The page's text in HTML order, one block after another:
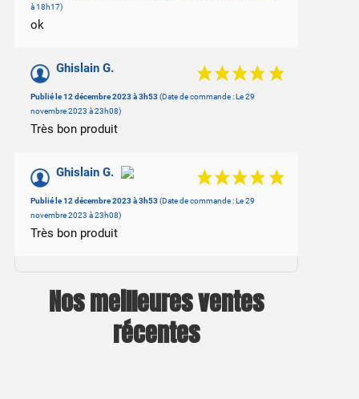
à 18h17)
ok
Ghislain G.
Publié le 12 décembre 2023 à 3h53(Date de commande : Le 29
novembre 2023 à 23h08)
Très bon produit
Ghislain G.
Publié le 12 décembre 2023 à 3h53(Date de commande : Le 29
novembre 2023 à 23h08)
Très bon produit
Nos meilleures ventes
récentes